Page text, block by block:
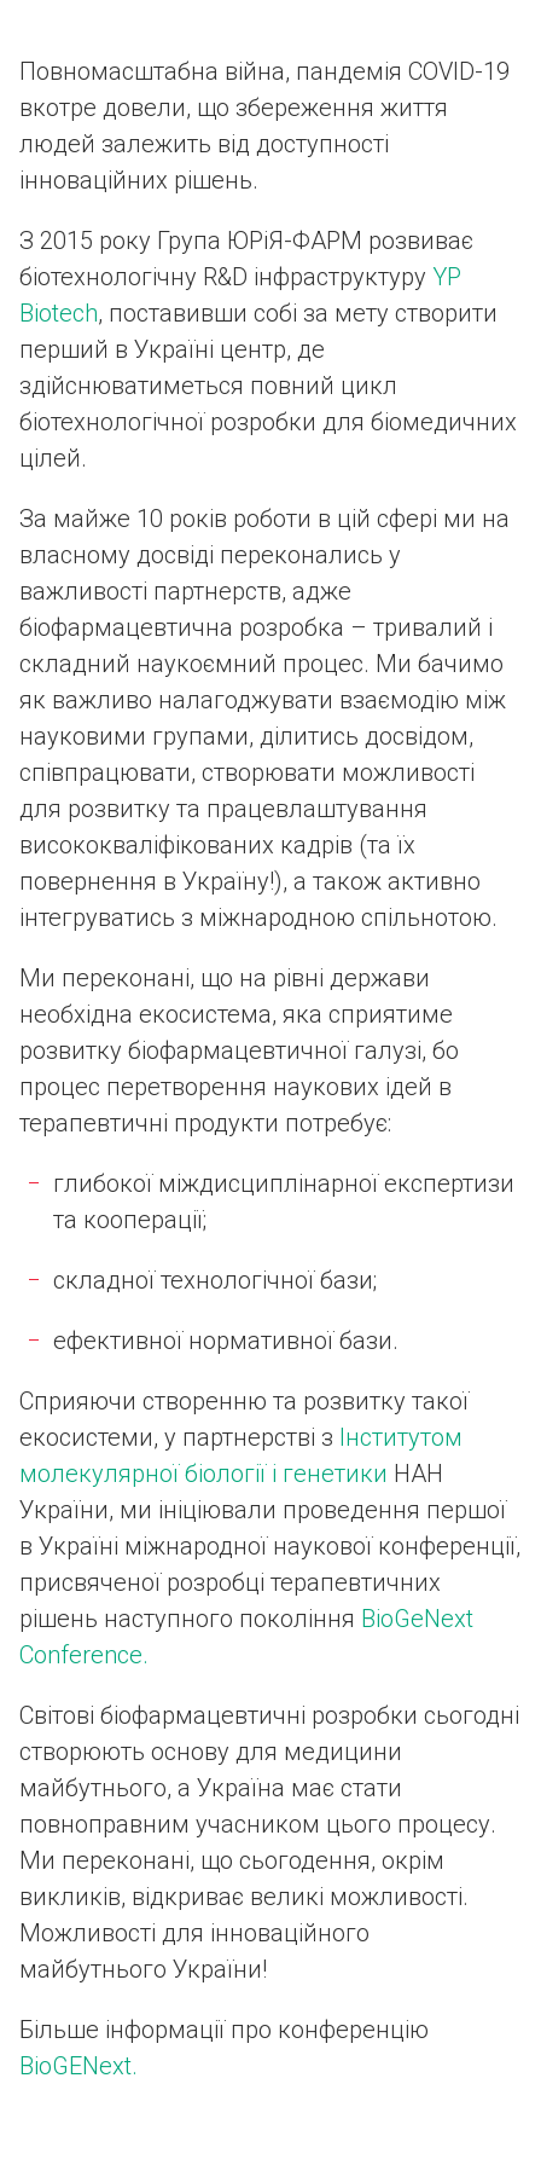
Повномасштабна війна, пандемія COVID-19
вкотре довели, що збереження життя
людей залежить від доступності
інноваційних рішень.
З 2015 року Група ЮРіЯ-ФАРМ розвиває
біотехнологічну R&D інфраструктуру YP
Biotech, поставивши собі за мету створити
перший в Україні центр, де
здійснюватиметься повний цикл
біотехнологічної розробки для біомедичних
цілей.
За майже 10 років роботи в цій сфері ми на
власному досвіді переконались у
важливості партнерств, адже
біофармацевтична розробка – тривалий і
складний наукоємний процес. Ми бачимо
як важливо налагоджувати взаємодію між
науковими групами, ділитись досвідом,
співпрацювати, створювати можливості
для розвитку та працевлаштування
висококваліфікованих кадрів (та їх
повернення в Україну!), а також активно
інтегруватись з міжнародною спільнотою.
Ми переконані, що на рівні держави
необхідна екосистема, яка сприятиме
розвитку біофармацевтичної галузі, бо
процес перетворення наукових ідей в
терапевтичні продукти потребує:
глибокої міждисциплінарної експертизи
та кооперації;
складної технологічної бази;
ефективної нормативної бази.
Сприяючи створенню та розвитку такої
екосистеми, у партнерстві з Інститутом
молекулярної біології і генетики НАН
України, ми ініціювали проведення першої
в Україні міжнародної наукової конференції,
присвяченої розробці терапевтичних
рішень наступного покоління BioGеNext
Conference.
Світові біофармацевтичні розробки сьогодні
створюють основу для медицини
майбутнього, а Україна має стати
повноправним учасником цього процесу.
Ми переконані, що сьогодення, окрім
викликів, відкриває великі можливості.
Можливості для інноваційного
майбутнього України!
Більше інформації про конференцію
BioGENext.